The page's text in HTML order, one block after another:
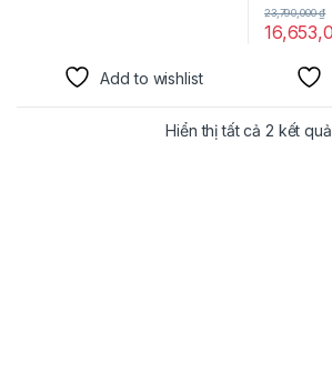
Add to wishlist
23,790,000₫
Hiển thị tất cả 2 kết quả